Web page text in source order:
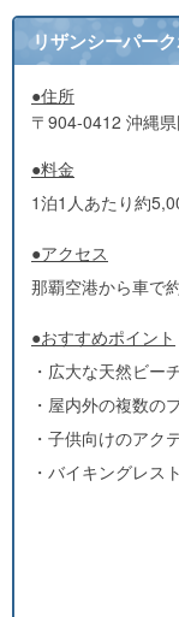
リザンシーパー
●住所
〒904-0412 沖縄
●料金
1泊1人あたり約
●アクセス
那覇空港から車で
●おすすめポイント
・広大な天然ビー
・屋内外の複数の
・子供向けのアク
・バイキングレス